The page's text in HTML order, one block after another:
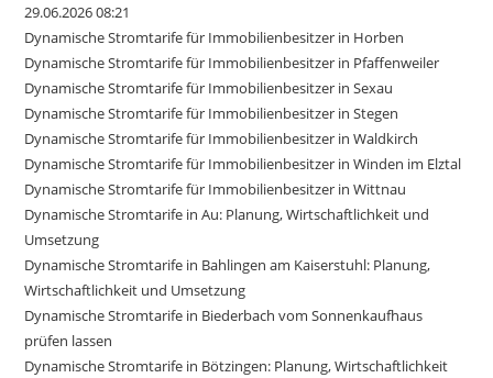
29.06.2026 08:21
Dynamische Stromtarife für Immobilienbesitzer in Horben
Dynamische Stromtarife für Immobilienbesitzer in Pfaffenweiler
Dynamische Stromtarife für Immobilienbesitzer in Sexau
Dynamische Stromtarife für Immobilienbesitzer in Stegen
Dynamische Stromtarife für Immobilienbesitzer in Waldkirch
Dynamische Stromtarife für Immobilienbesitzer in Winden im Elztal
Dynamische Stromtarife für Immobilienbesitzer in Wittnau
Dynamische Stromtarife in Au: Planung, Wirtschaftlichkeit und
Umsetzung
Dynamische Stromtarife in Bahlingen am Kaiserstuhl: Planung,
Wirtschaftlichkeit und Umsetzung
Dynamische Stromtarife in Biederbach vom Sonnenkaufhaus
prüfen lassen
Dynamische Stromtarife in Bötzingen: Planung, Wirtschaftlichkeit